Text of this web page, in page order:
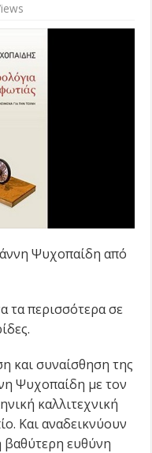
Ψυχοπαίδη από
τα περισσότερα σε
και συναίσθηση της
Ψυχοπαίδη με τον
καλλιτεχνική
Kαι αναδεικνύουν
βαθύτερη ευθύνη